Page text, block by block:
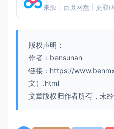
来源：百度网盘 | 提取
版权声明：
作者：bensunan
链接：https://
文）.html
文章版权归作者所有，未经